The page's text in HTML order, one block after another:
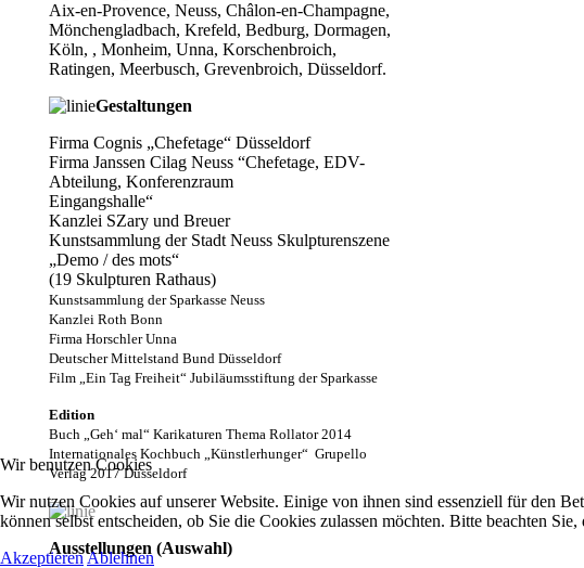
Aix-en-Provence, Neuss, Châlon-en-Champagne,
Mönchengladbach, Krefeld, Bedburg, Dormagen,
Köln, , Monheim, Unna, Korschenbroich,
Ratingen, Meerbusch, Grevenbroich, Düsseldorf.
Gestaltungen
Firma Cognis „Chefetage“ Düsseldorf
Firma Janssen Cilag Neuss “Chefetage, EDV-
Abteilung, Konferenzraum
Eingangshalle“
Kanzlei SZary und Breuer
Kunstsammlung der Stadt Neuss Skulpturenszene
„Demo / des mots“
(19 Skulpturen Rathaus)
Kunstsammlung der Sparkasse Neuss
Kanzlei Roth Bonn
Firma Horschler Unna
Deutscher Mittelstand Bund Düsseldorf
Film „Ein Tag Freiheit“ Jubiläumsstiftung der Sparkasse
Edition
Buch „Geh‘ mal“ Karikaturen Thema Rollator 2014
Internationales Kochbuch „Künstlerhunger“ Grupello
Verlag 2017Düsseldorf
Ausstellungen (Auswahl)
Wir benutzen Cookies
Wir nutzen Cookies auf unserer Website. Einige von ihnen sind essenziell für den
können selbst entscheiden, ob Sie die Cookies zulassen möchten. Bitte beachten
AkzeptierenAblehnen